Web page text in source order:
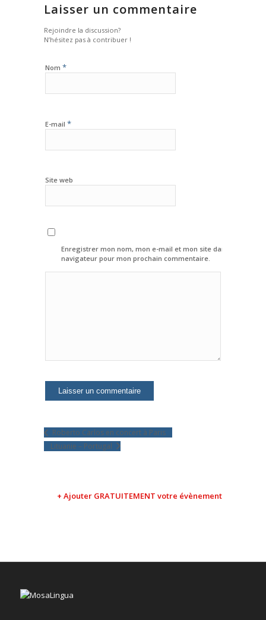
Laisser un commentaire
Rejoindre la discussion?
N’hésitez pas à contribuer !
Nom *
E-mail *
Site web
Enregistrer mon nom, mon e-mail et mon site dans le
navigateur pour mon prochain commentaire.
Roberto Carlos en concert à Paris
Lituanie – Portugal
+ Ajouter GRATUITEMENT votre évènement